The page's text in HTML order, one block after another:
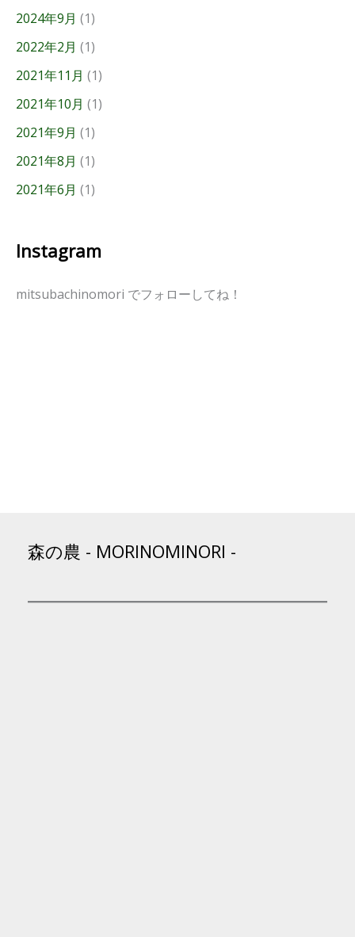
2024年9月 (1)
2022年2月 (1)
2021年11月 (1)
2021年10月 (1)
2021年9月 (1)
2021年8月 (1)
2021年6月 (1)
Instagram
mitsubachinomori でフォローしてね！
森の農 - MORINOMINORI -